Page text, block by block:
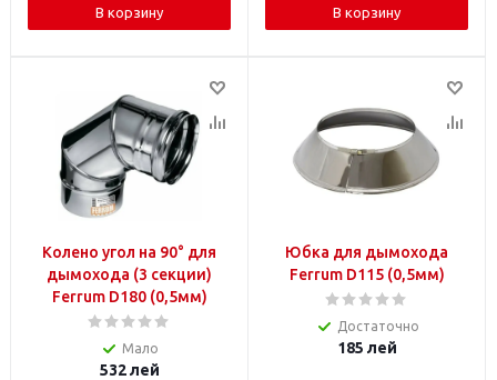
В корзину В корзину
Колено угол на 90° для
дымохода (3 секции)
Ferrum D180 (0,5мм)
Мало
532лей
Юбка для дымохода
Ferrum D115 (0,5мм)
Достаточно
185 лей